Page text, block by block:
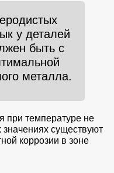
у деталей
быть с
металла.
при температуре не
существуют
коррозии в зоне